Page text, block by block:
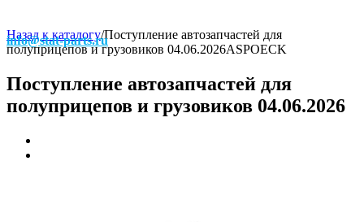
info@stat-parts.ru
Назад к каталогу/Поступление автозапчастей для
полуприцепов и грузовиков 04.06.2026ASPOECK
Поступление автозапчастей для
полуприцепов и грузовиков 04.06.2026